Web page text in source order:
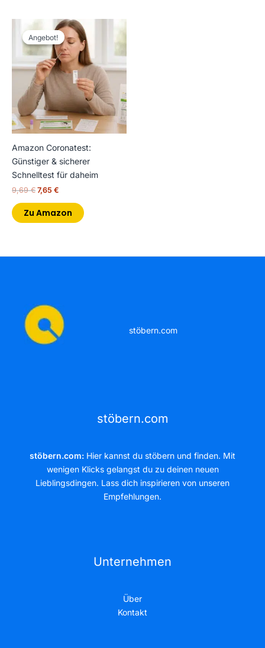
Angebot!
Angebot!
Amazon Coronatest:
Günstiger & sicherer
Schnelltest für daheim
9,69€
Ursprünglicher
Preis
war:
9,69 €
7,65 €
Aktueller
Preis
ist:
7,65 €.
Zu Amazon
stöbern.com
stöbern.com
stöbern.com: Hier kannst du stöbern und finden. Mit
wenigen Klicks gelangst du zu deinen neuen
Lieblingsdingen. Lass dich inspirieren von unseren
Empfehlungen.
Unternehmen
Über
Kontakt